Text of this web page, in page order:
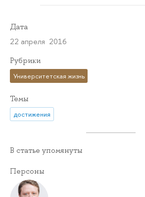
Дата
22 апреля 2016
Рубрики
Университетская жизнь
Темы
достижения
В статье упомянуты
Персоны